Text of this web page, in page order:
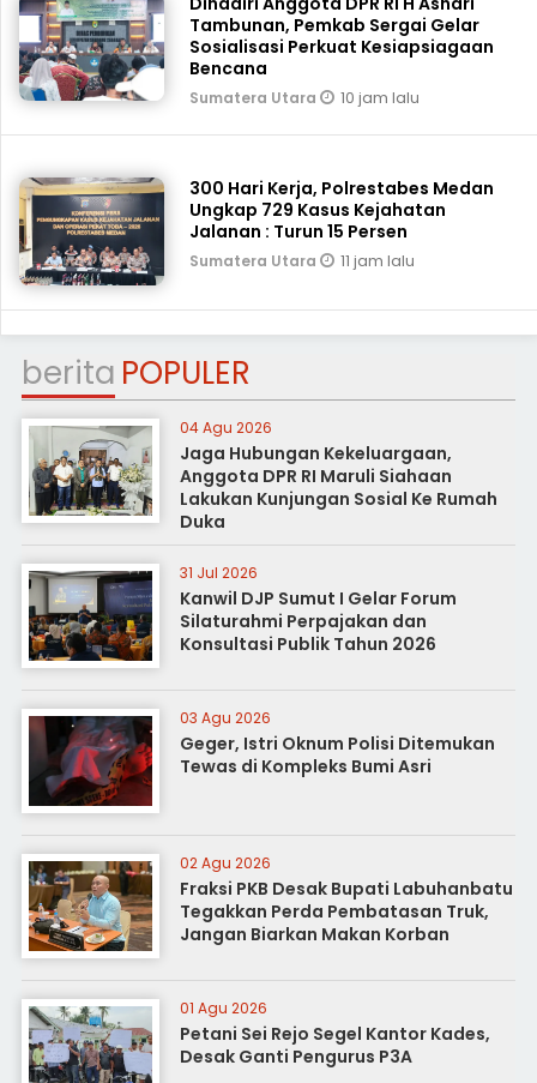
Tambunan, Pemkab Sergai Gelar
Sosialisasi Perkuat Kesiapsiagaan
Bencana
Sumatera Utara 10 jam lalu
300 Hari Kerja, Polrestabes Medan
Ungkap 729 Kasus Kejahatan
Jalanan : Turun 15 Persen
Sumatera Utara 11 jam lalu
berita POPULER
04 Agu 2026
Jaga Hubungan Kekeluargaan,
Anggota DPR RI Maruli Siahaan
Lakukan Kunjungan Sosial Ke Rumah
Duka
31 Jul 2026
Kanwil DJP Sumut I Gelar Forum
Silaturahmi Perpajakan dan
Konsultasi Publik Tahun 2026
03 Agu 2026
Geger, Istri Oknum Polisi Ditemukan
Tewas di Kompleks Bumi Asri
02 Agu 2026
Fraksi PKB Desak Bupati Labuhanbatu
Tegakkan Perda Pembatasan Truk,
Jangan Biarkan Makan Korban
01 Agu 2026
Petani Sei Rejo Segel Kantor Kades,
Desak Ganti Pengurus P3A